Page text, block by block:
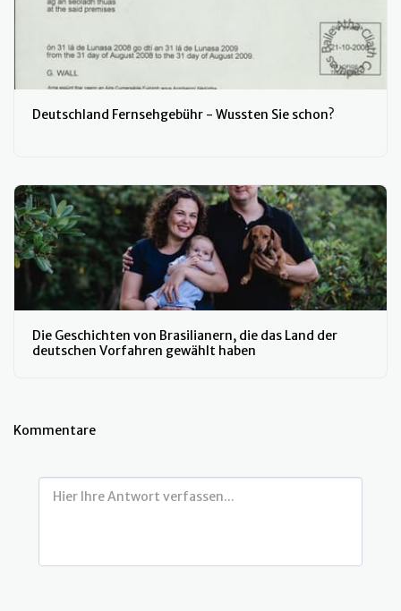
Deutschland Fernsehgebühr - Wussten Sie schon?
Die Geschichten von Brasilianern, die das Land der
deutschen Vorfahren gewählt haben
Kommentare